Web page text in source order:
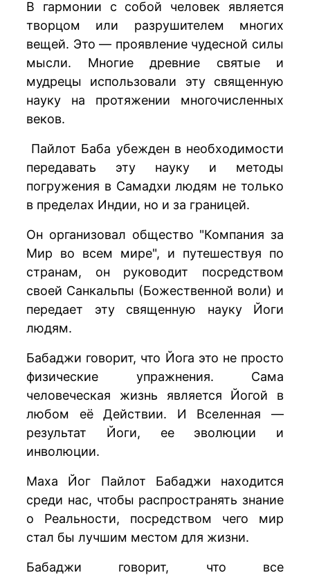
В гармонии с собой человек является
творцом или разрушителем многих
вещей. Это — проявление чудесной силы
мысли. Многие древние святые и
мудрецы использовали эту священную
науку на протяжении многочисленных
веков.
Пайлот Баба убежден в необходимости
передавать эту науку и методы
погружения в Самадхи людям не только
в пределах Индии, но и за границей.
Он организовал общество "Компания за
Мир во всем мире", и путешествуя по
странам, он руководит посредством
своей Санкальпы (Божественной воли) и
передает эту священную науку Йоги
людям.
Бабаджи говорит, что Йога это не просто
физические упражнения. Сама
человеческая жизнь является Йогой в
любом её Действии. И Вселенная —
результат Йоги, ее эволюции и
инволюции.
Маха Йог Пайлот Бабаджи находится
среди нас, чтобы распространять знание
о Реальности, посредством чего мир
стал бы лучшим местом для жизни.
Бабаджи говорит, что все